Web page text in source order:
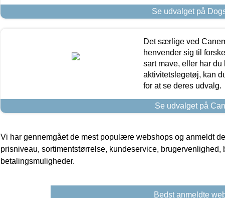
Se udvalget på
Det særlige ved
henvender sig til
sart mave, eller har
aktivitetslegetøj, kan
for at se deres udvalg.
Se udvalget på
Vi har gennemgået de mest populære webshops og anmeldt
prisniveau, sortimentstørrelse, kundeservice, brugervenlighed,
betalingsmuligheder.
Bedst anmeldte